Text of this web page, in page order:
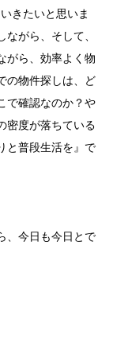
きたいと思いま
がら、そして、
がら、効率よく物
の物件探しは、ど
で確認なのか？や
密度が落ちている
と普段生活を』で
、今日も今日とで